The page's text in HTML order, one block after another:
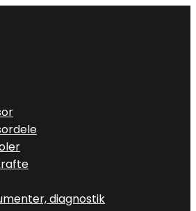
diagnostik